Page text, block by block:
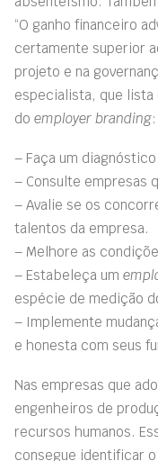
“O ganho financeiro
certamente superior
projeto e na
especialista, que lista
do employer branding:
– Faça um
– Consulte empresas
– Avalie se os
talentos da empresa.
– Melhore as
– Estabeleça um
espécie de medição
– Implemente
e honesta com seus
Nas empresas que
engenheiros de
recursos humanos.
consegue identificar